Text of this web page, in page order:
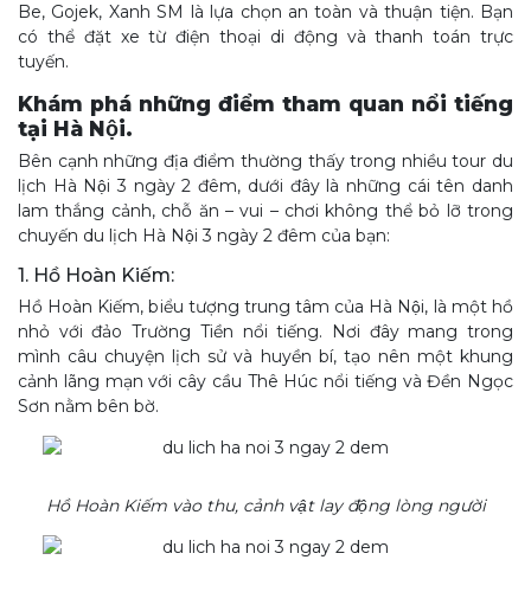
Be, Gojek, Xanh SM là lựa chọn an toàn và thuận tiện. Bạn
có thể đặt xe từ điện thoại di động và thanh toán trực
tuyến.
Khám phá những điểm tham quan nổi tiếng
tại Hà Nội.
Bên cạnh những địa điểm thường thấy trong nhiều tour du
lịch Hà Nội 3 ngày 2 đêm, dưới đây là những cái tên danh
lam thắng cảnh, chỗ ăn – vui – chơi không thể bỏ lỡ trong
chuyến du lịch Hà Nội 3 ngày 2 đêm của bạn:
1. Hồ Hoàn Kiếm:
Hồ Hoàn Kiếm, biểu tượng trung tâm của Hà Nội, là một hồ
nhỏ với đảo Trường Tiền nổi tiếng. Nơi đây mang trong
mình câu chuyện lịch sử và huyền bí, tạo nên một khung
cảnh lãng mạn với cây cầu Thê Húc nổi tiếng và Đền Ngọc
Sơn nằm bên bờ.
Hồ Hoàn Kiếm vào thu, cảnh vật lay động lòng người